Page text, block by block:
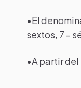
•El
sextos, 7 –
•A partir del